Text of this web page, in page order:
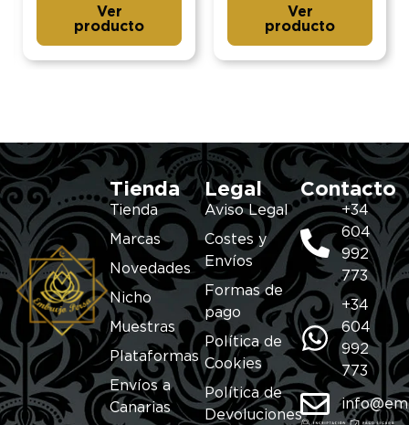
Ver
producto
Ver
producto
Tienda
Tienda
Marcas
Novedades
Nicho
Muestras
Plataformas
Envíos a
Canarias
Legal
Aviso Legal
Costes y
Envíos
Formas de
pago
Política de
Cookies
Política de
Devoluciones
Contacto
+34
604
992
773
+34
604
992
773